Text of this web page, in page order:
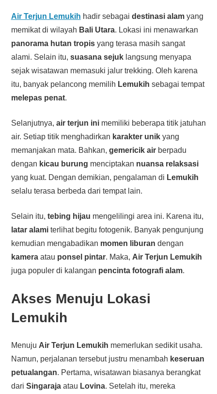
Air Terjun Lemukih hadir sebagai destinasi alamyang
memikat di wilayah Bali Utara. Lokasi ini menawarkan
panorama hutan tropisyang terasa masih sangat
alami. Selain itu, suasana sejuklangsung menyapa
sejak wisatawan memasuki jalur trekking. Oleh karena
itu, banyak pelancong memilih Lemukih sebagai tempat
melepas penat.
Selanjutnya, air terjun inimemiliki beberapa titik jatuhan
air. Setiap titik menghadirkan karakter unikyang
memanjakan mata. Bahkan, gemericik airberpadu
dengan kicau burung menciptakan nuansa relaksasi
yang kuat. Dengan demikian, pengalaman di Lemukih
selalu terasa berbeda dari tempat lain.
Selain itu, tebing hijau mengelilingi area ini. Karena itu,
latar alamiterlihat begitu fotogenik. Banyak pengunjung
kemudian mengabadikan momen liburan dengan
kameraatau ponsel pintar. Maka, Air Terjun Lemukih
juga populer di kalangan pencinta fotografi alam.
Akses Menuju Lokasi
Lemukih
Menuju Air Terjun Lemukih memerlukan sedikit usaha.
Namun, perjalanan tersebut justru menambah keseruan
petualangan. Pertama, wisatawan biasanya berangkat
dari Singarajaatau Lovina. Setelah itu, mereka